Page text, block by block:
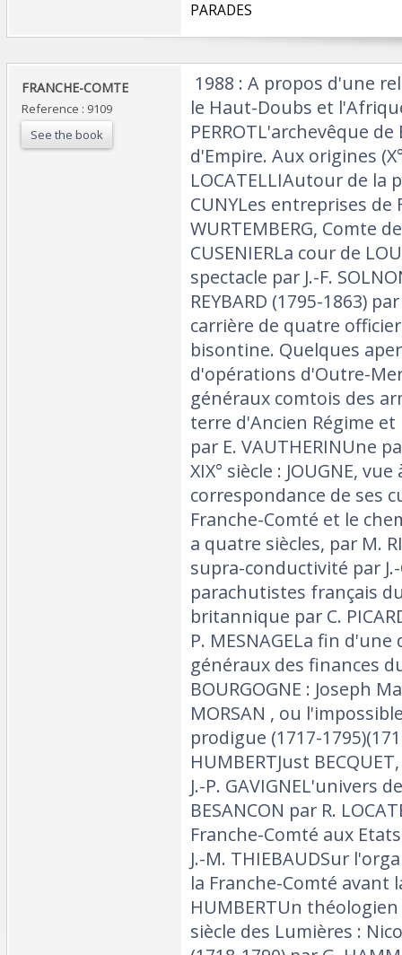
PARADES‎
‎FRANCHE-COMTE‎
Reference : 9109
See the book
1988 : A propos d'une
le Haut-Doubs et
PERROTL'archevêque
d'Empire. Aux origines
LOCATELLIAutour de la
CUNYLes entreprises de
WURTEMBERG, Comte
CUSENIERLa cour de
spectacle par J.-F.
REYBARD (1795-1863)
carrière de quatre
bisontine. Quelques
d'opérations d'Outre-
généraux comtois des
terre d'Ancien Régime
par E. VAUTHERINUne
XIX° siècle : JOUGNE,
correspondance de ses
Franche-Comté et le
a quatre siècles, par M.
supra-conductivité par J.-
parachutistes français
britannique par C.
P. MESNAGELa fin
généraux des finances
BOURGOGNE : Joseph
MORSAN , ou
prodigue (1717-
HUMBERTJust
J.-P. GAVIGNEL'univers
BESANCON par R.
Franche-Comté aux
J.-M. THIEBAUDSur
la Franche-Comté avant
HUMBERTUn
siècle des Lumières :